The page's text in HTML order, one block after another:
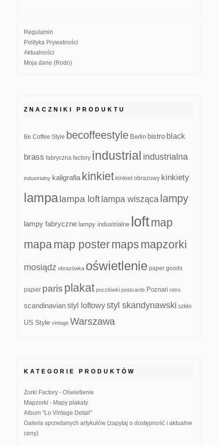
Regulamin
Polityka Prywatności
Aktualności
Moja dane (Rodo)
ZNACZNIKI PRODUKTU
Be Coffee Style becoffeestyle Berlin bistro black
brass fabryczna factory industrial industrialna
industrialny kaligrafia kinkiet kinkiet obrazowy kinkiety
lampa lampa loft lampa wisząca lampy
lampy fabryczne lampy industrialne loftmap
mapamap postermapsmapzorki
mosiądz obrazówka oświetlenie paper goods
papier paris plakat pocztówki postcards Poznań retro
scandinavianstyl loftowystyl skandynawski szkło
US Style vintage Warszawa
KATEGORIE PRODUKTÓW
Zorki Factory - Oświetlenie
Mapzorki - Mapy plakaty
Album "Lo Vintage Detail"
Galeria sprzedanych artykułów (zapytaj o dostępność i aktualne
ceny)